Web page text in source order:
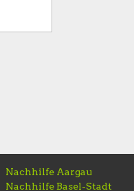
Nachhilfe Aargau
Nachhilfe Basel-Stadt